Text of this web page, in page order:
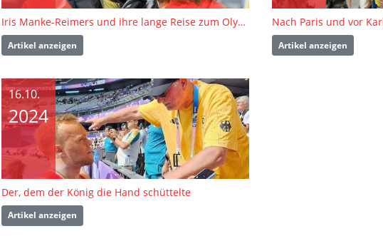
Iris Manke-Reimers und ihre lange Reise zum Olympia-Traum
Artikel anzeigen Artikel anzeigen
16.10.
2024
Der, dem der König die Hand schüttelte
Artikel anzeigen